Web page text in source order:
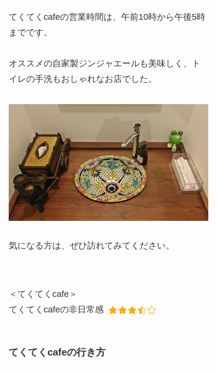
てくてくcafeの営業時間は、午前10時から午後5時
までです。
オススメの自家製ジンジャエールも美味しく、ト
イレの手洗もおしゃれなお店でした。
気になる方は、ぜひ訪れてみてください。
＜てくてくcafe＞
てくてくcafeの非日常感
てくてくcafeの行き方